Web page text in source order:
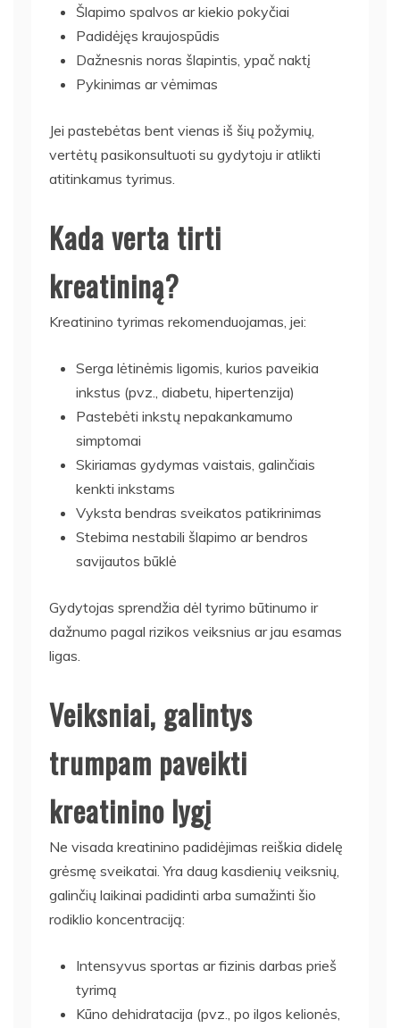
Šlapimo spalvos ar kiekio pokyčiai
Padidėjęs kraujospūdis
Dažnesnis noras šlapintis, ypač naktį
Pykinimas ar vėmimas
Jei pastebėtas bent vienas iš šių požymių,
vertėtų pasikonsultuoti su gydytoju ir atlikti
atitinkamus tyrimus.
Kada verta tirti
kreatininą?
Kreatinino tyrimas rekomenduojamas, jei:
Serga lėtinėmis ligomis, kurios paveikia
inkstus (pvz., diabetu, hipertenzija)
Pastebėti inkstų nepakankamumo
simptomai
Skiriamas gydymas vaistais, galinčiais
kenkti inkstams
Vyksta bendras sveikatos patikrinimas
Stebima nestabili šlapimo ar bendros
savijautos būklė
Gydytojas sprendžia dėl tyrimo būtinumo ir
dažnumo pagal rizikos veiksnius ar jau esamas
ligas.
Veiksniai, galintys
trumpam paveikti
kreatinino lygį
Ne visada kreatinino padidėjimas reiškia didelę
grėsmę sveikatai. Yra daug kasdienių veiksnių,
galinčių laikinai padidinti arba sumažinti šio
rodiklio koncentraciją:
Intensyvus sportas ar fizinis darbas prieš
tyrimą
Kūno dehidratacija (pvz., po ilgos kelionės,